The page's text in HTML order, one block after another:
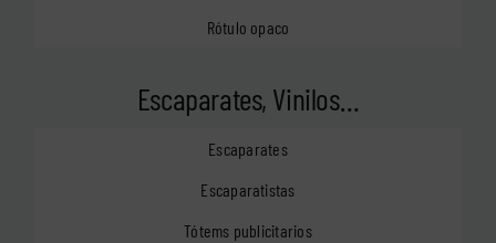
Rótulo opaco
Escaparates, Vinilos…
Escaparates
Escaparatistas
Tótems publicitarios